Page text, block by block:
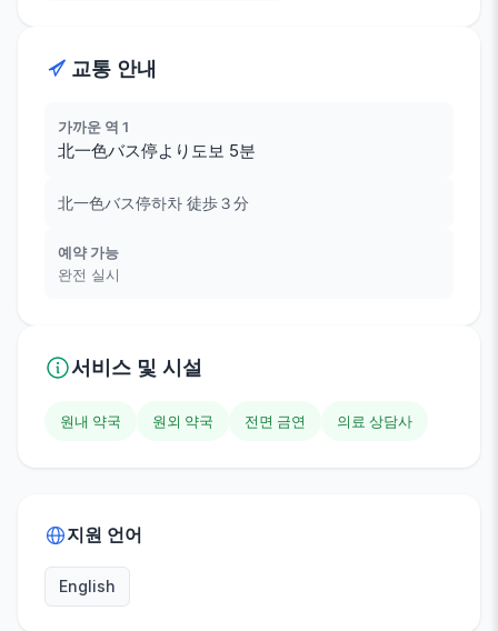
교통 안내
가까운 역 1
北一色バス停より도보 5분
北一色バス停하차 徒歩３分
예약 가능
완전 실시
서비스 및 시설
원내 약국 원외 약국 전면 금연 의료 상담사
지원 언어
English